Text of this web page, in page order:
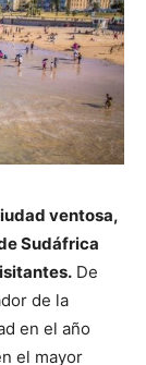
ventosa,
Sudáfrica
De
de la
en el año
el mayor